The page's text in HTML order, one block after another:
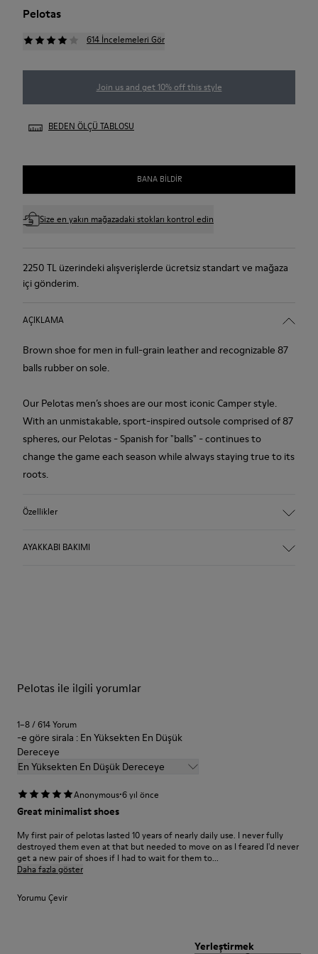
Pelotas
614 İncelemeleri Gör
Join us and get 10% off this style
BEDEN ÖLÇÜ TABLOSU
BANA BILDIR
Size en yakın mağazadaki stokları kontrol edin
2250 TL üzerindeki alışverişlerde ücretsiz standart ve mağaza
içi gönderim.
AÇIKLAMA
Brown shoe for men in full-grain leather and recognizable 87
balls rubber on sole.
Our Pelotas men’s shoes are our most iconic Camper style.
With an unmistakable, sport-inspired outsole comprised of 87
spheres, our Pelotas - Spanish for "balls" - continues to
change the game each season while always staying true to its
roots.
Özellikler
72% Leather 28% Fabric (100% Recycled PET)
Leather Working Group Certified
AYAKKABI BAKIMI
Bakım Rehberisayfamızı ziyaret edebilirsin.
Pelotas ile ilgili yorumlar
1–8 / 614 Yorum
-e göre sirala : En Yüksekten En Düşük
Dereceye
En Yüksekten En Düşük Dereceye
Anonymous·6 yıl önce
Great minimalist shoes
My first pair of pelotas lasted 10 years of nearly daily use. I never fully
destroyed them even at that but needed to move on as I feared I'd never
get a new pair of shoes if I had to wait for them to...
Daha fazla göster
Yorumu Çevir
Yerleştirmek